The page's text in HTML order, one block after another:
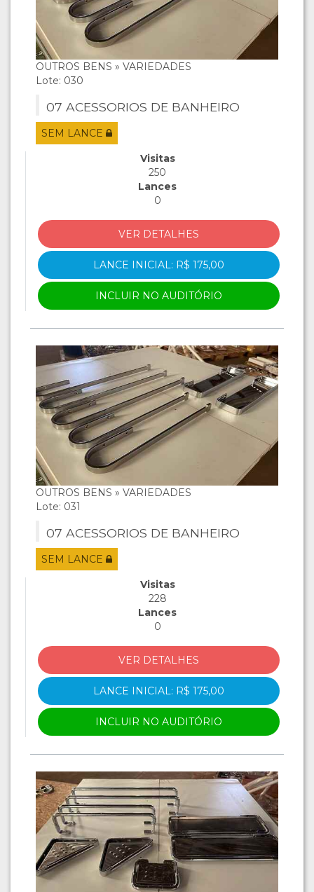
OUTROS BENS » VARIEDADES
Lote: 030
07 ACESSORIOS DE BANHEIRO
SEM LANCE
Visitas
250
Lances
0
VER DETALHES
LANCE INICIAL: R$ 175,00
INCLUIR NO AUDITÓRIO
OUTROS BENS » VARIEDADES
Lote: 031
07 ACESSORIOS DE BANHEIRO
SEM LANCE
Visitas
228
Lances
0
VER DETALHES
LANCE INICIAL: R$ 175,00
INCLUIR NO AUDITÓRIO